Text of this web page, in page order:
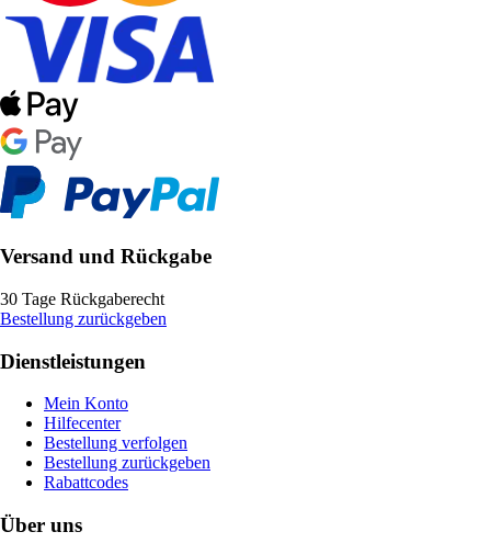
Versand und Rückgabe
30 Tage Rückgaberecht
Bestellung zurückgeben
Dienstleistungen
Mein Konto
Hilfecenter
Bestellung verfolgen
Bestellung zurückgeben
Rabattcodes
Über uns